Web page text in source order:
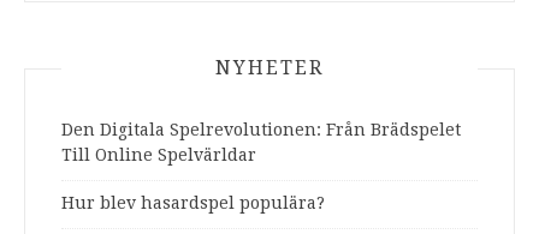
NYHETER
Den Digitala Spelrevolutionen: Från Brädspelet
Till Online Spelvärldar
Hur blev hasardspel populära?